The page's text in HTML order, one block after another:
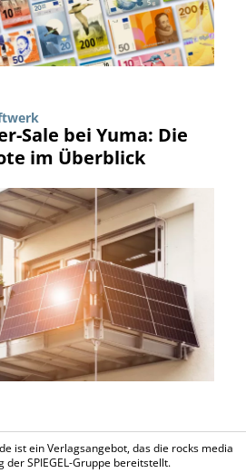
Sale bei Yuma: Die
im Überblick
ist ein Verlagsangebot, das die rocks media
der SPIEGEL-Gruppe bereitstellt.